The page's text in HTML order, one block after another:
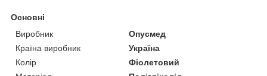
Основні
Виробник
Опусмед
Країна виробник
Україна
Колір
Фіолетовий